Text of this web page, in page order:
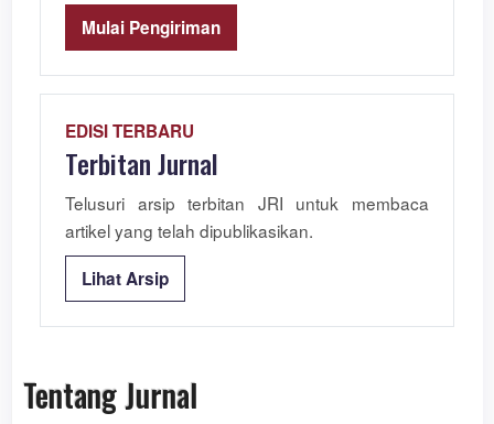
Mulai Pengiriman
EDISI TERBARU
Terbitan Jurnal
Telusuri arsip terbitan JRI untuk membaca
artikel yang telah dipublikasikan.
Lihat Arsip
Tentang Jurnal